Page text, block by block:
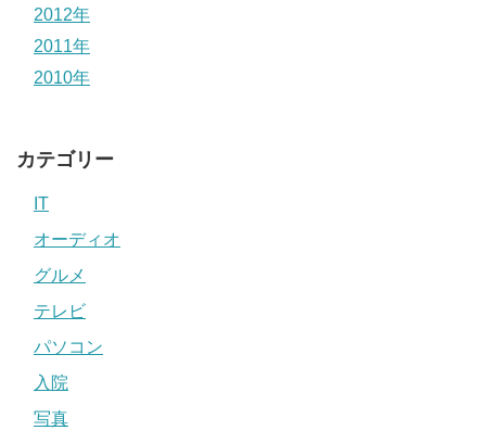
2012年
2011年
2010年
カテゴリー
IT
オーディオ
グルメ
テレビ
パソコン
入院
写真